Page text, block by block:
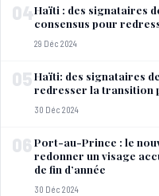
04Haïti : des signataires
consensus pour
29 Déc 2024
05Haïti: des signataires
redresser la transition
30 Déc 2024
06Port-au-Prince : le
redonner un visage
de fin d’année
30 Déc 2024